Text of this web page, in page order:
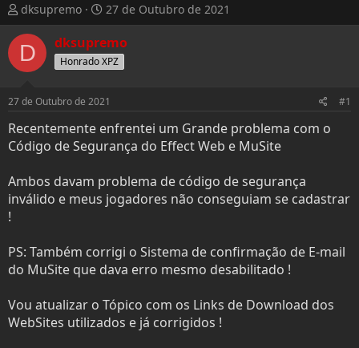
T
h
r
a
s
t
a
r
e
r
dksupremo
D
a
t
a
d
I
n
í
c
o
27 de Outubro de 2021
D dksupremo
Honrado XPZ
27 de Outubro de 2021 #1
Recentemente enfrentei um Grande problema com o
Código de Segurança do Effect Web e MuSite
Ambos davam problema de código de segurança
inválido e meus jogadores não conseguiam se cadastrar
!
PS: Também corrigi o Sistema de confirmação de E-mail
do MuSite que dava erro mesmo desabilitado !
Vou atualizar o Tópico com os Links de Download dos
WebSites utilizados e já corrigidos !